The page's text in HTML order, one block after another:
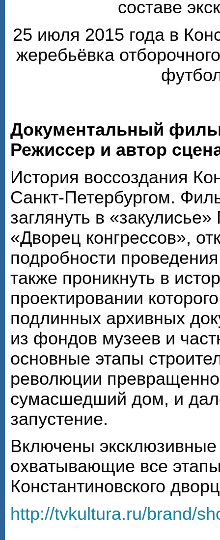
составе
25 июля 2015 года в
жеребьёвка
Документальный
Режиссер и автор
История воссоздания
Санкт-Петербургом.
заглянуть в
«Дворец конгрессов»,
подробности
также проникнуть в
проектировании
подлинных архивных
из фондов музеев и
основные этапы
революции
сумасшедший дом, и
запустение.
Включены
охватывающие все
Константиновского
http://tvkultura.ru/brand/